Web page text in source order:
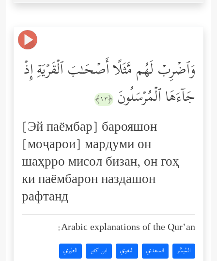
وَٱضۡرِبۡ لَهُم مَّثَلًا أَصۡحَـٰبَ ٱلۡقَرۡیَةِ إِذۡ
جَاۤءَهَا ٱلۡمُرۡسَلُونَ ﴿١٣﴾
[Эй паёмбар] барояшон
[моҷарои] мардуми он
шаҳрро мисол бизан, он гоҳ
ки паёмбарон наздашон
рафтанд
Arabic explanations of the Qur’an:
المُيسَّر السعدي البغوي ابن كثير الطبري